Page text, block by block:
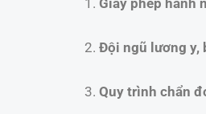
Giấy phép hành
Đội ngũ lương y,
Quy trình chẩn